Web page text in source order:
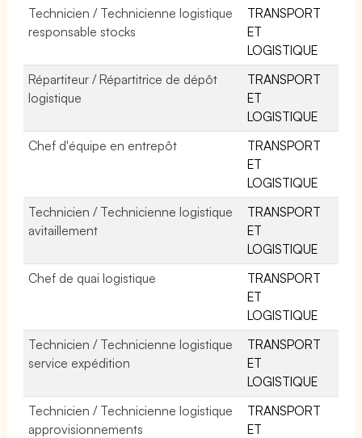
Technicien / Technicienne logistique
responsable stocks
TRANSPORT
ET
LOGISTIQUE
Répartiteur / Répartitrice de dépôt
logistique
TRANSPORT
ET
LOGISTIQUE
Chef d'équipe en entrepôt
TRANSPORT
ET
LOGISTIQUE
Technicien / Technicienne logistique
avitaillement
TRANSPORT
ET
LOGISTIQUE
Chef de quai logistique
TRANSPORT
ET
LOGISTIQUE
Technicien / Technicienne logistique
service expédition
TRANSPORT
ET
LOGISTIQUE
Technicien / Technicienne logistique
approvisionnements
TRANSPORT
ET